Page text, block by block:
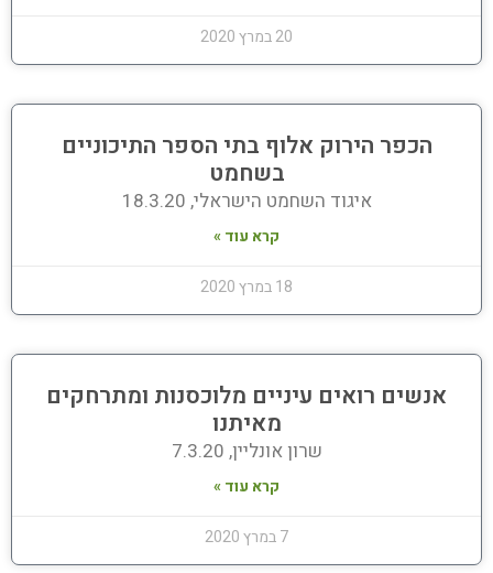
20 במרץ 2020
הכפר הירוק אלוף בתי הספר התיכוניים
בשחמט
איגוד השחמט הישראלי, 18.3.20
קרא עוד »
18 במרץ 2020
אנשים רואים עיניים מלוכסנות ומתרחקים
מאיתנו
שרון אונליין, 7.3.20
קרא עוד »
7 במרץ 2020